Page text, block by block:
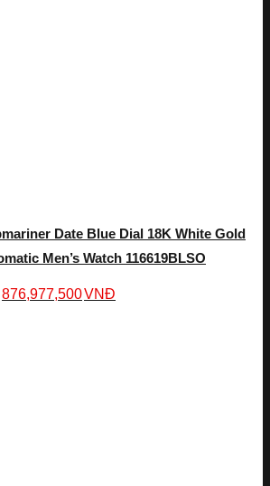
Date Blue Dial 18K White Gold
Men’s Watch 116619BLSO
876,977,500VNĐ